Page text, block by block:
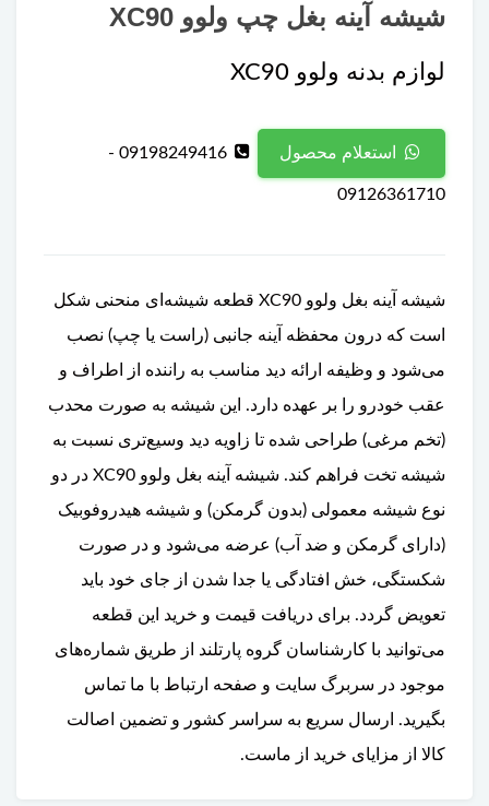
شیشه آینه بغل چپ ولوو XC90
لوازم بدنه ولوو XC90
استعلام محصول 09198249416 -
09126361710
شیشه آینه بغل ولوو XC90 قطعه شیشه‌ای منحنی شکل
است که درون محفظه آینه جانبی (راست یا چپ) نصب
می‌شود و وظیفه ارائه دید مناسب به راننده از اطراف و
عقب خودرو را بر عهده دارد. این شیشه به صورت محدب
(تخم مرغی) طراحی شده تا زاویه دید وسیع‌تری نسبت به
شیشه تخت فراهم کند. شیشه آینه بغل ولوو XC90 در دو
نوع شیشه معمولی (بدون گرمکن) و شیشه هیدروفوبیک
(دارای گرمکن و ضد آب) عرضه می‌شود و در صورت
شکستگی، خش افتادگی یا جدا شدن از جای خود باید
تعویض گردد. برای دریافت قیمت و خرید این قطعه
می‌توانید با کارشناسان گروه پارتلند از طریق شماره‌های
موجود در سربرگ سایت و صفحه ارتباط با ما تماس
بگیرید. ارسال سریع به سراسر کشور و تضمین اصالت
کالا از مزایای خرید از ماست.